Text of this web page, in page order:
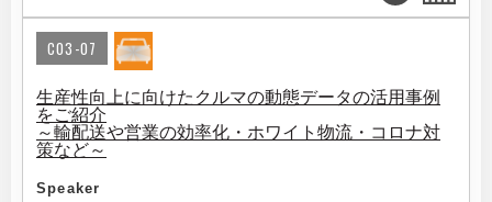
C03-07
生産性向上に向けたクルマの動態データの活用事例
をご紹介
～輸配送や営業の効率化・ホワイト物流・コロナ対
策など～
Speaker